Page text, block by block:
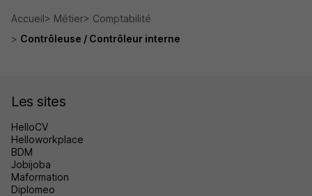
Accueil Métier
Comptabilité
Contrôleuse / Contrôleur interne
Les sites
HelloCV
Helloworkplace
BDM
Jobijoba
Maformation
Diplomeo